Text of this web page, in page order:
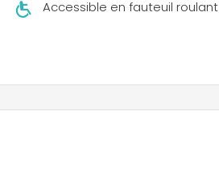
Accessible en fauteuil roulant